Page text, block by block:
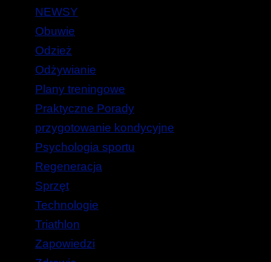
NEWSY
Obuwie
Odzież
Odżywianie
Plany treningowe
Praktyczne Porady
przygotowanie kondycyjne
Psychologia sportu
Regeneracja
Sprzęt
Technologie
Triathlon
Zapowiedzi